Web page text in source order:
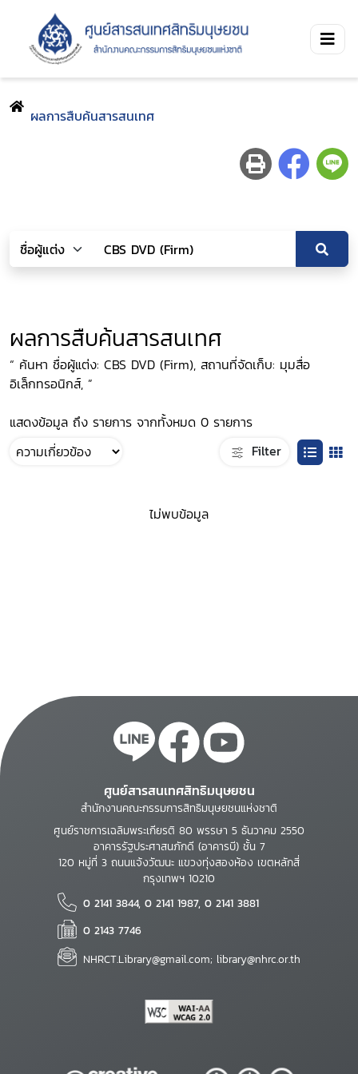
ผลการสืบค้นสารสนเทศ
ผลการสืบค้นสารสนเทศ
“ ค้นหา ชื่อผู้แต่ง: CBS DVD (Firm), สถานที่จัดเก็บ: มุมสื่อ
อิเล็กทรอนิกส์, ”
แสดงข้อมูล ถึง รายการ จากทั้งหมด 0 รายการ
Filter
ไม่พบข้อมูล
ศูนย์สารสนเทศสิทธิมนุษยชน
สำนักงานคณะกรรมการสิทธิมนุษยชนแห่งชาติ
ศูนย์ราชการเฉลิมพระเกียรติ 80 พรรษา 5 ธันวาคม 2550
อาคารรัฐประศาสนภักดี (อาคารบี) ชั้น 7
120 หมู่ที่ 3 ถนนแจ้งวัฒนะ แขวงทุ่งสองห้อง เขตหลักสี่
กรุงเทพฯ 10210
0 2141 3844, 0 2141 1987, 0 2141 3881
0 2143 7746
NHRCT.Library@gmail.com; library@nhrc.or.th